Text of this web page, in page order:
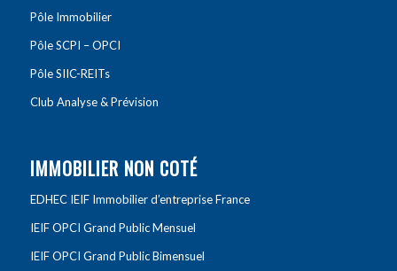
Pôle Immobilier
Pôle SCPI – OPCI
Pôle SIIC-REITs
Club Analyse & Prévision
IMMOBILIER NON COTÉ
EDHEC IEIF Immobilier d’entreprise France
IEIF OPCI Grand Public Mensuel
IEIF OPCI Grand Public Bimensuel